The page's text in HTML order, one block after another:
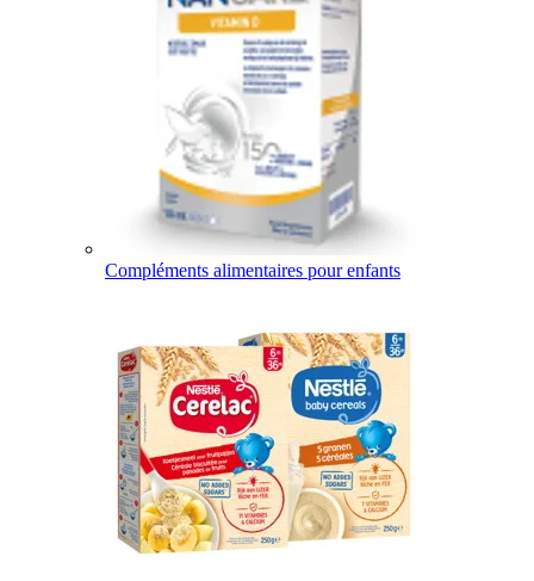
Compléments alimentaires pour enfants